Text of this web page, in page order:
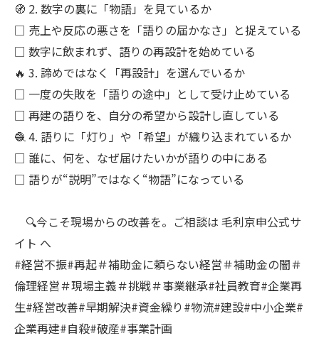
🧭 2. 数字の裏に「物語」を見ているか
□ 売上や反応の悪さを「語りの届かなさ」と捉えている
□ 数字に飲まれず、語りの再設計を始めている
🔥 3. 諦めではなく「再設計」を選んでいるか
□ 一度の失敗を「語りの途中」として受け止めている
□ 再建の語りを、自分の希望から設計し直している
🧶 4. 語りに「灯り」や「希望」が織り込まれているか
□ 誰に、何を、なぜ届けたいかが語りの中にある
□ 語りが“説明”ではなく“物語”になっている
🔍今こそ現場からの改善を。ご相談は 毛利京申公式サ
イト へ
#経営不振#再起＃補助金に頼らない経営＃補助金の闇＃
倫理経営＃現場主義＃挑戦＃事業継承#社員教育#企業再
生#経営改善#早期解決#資金繰り#物流#建設#中小企業#
企業再建#自殺#破産#事業計画